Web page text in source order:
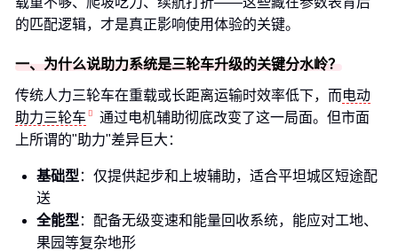
的匹配逻辑，才是真正影响使用体验的关键。
一、为什么说助力系统是三轮车升级的关键分水岭？
传统人力三轮车在重载或长距离运输时效率低下，而电动
助力三轮车
通过电机辅助彻底改变了这一局面。但市面
上所谓的"助力"差异巨大：
基础型 ：仅提供起步和上坡辅助，适合平坦城区短途配
送
全能型 ：配备无级变速和能量回收系统，能应对工地、
果园等复杂地形